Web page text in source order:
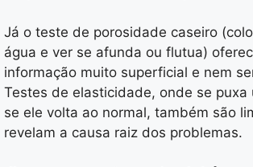
Já o teste de porosidade caseiro
água e ver se afunda ou flutua)
informação muito superficial e nem
Testes de elasticidade, onde se puxa
se ele volta ao normal, também são
revelam a causa raiz dos problemas.